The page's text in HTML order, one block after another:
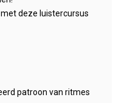
deze luistercursus
patroon van ritmes